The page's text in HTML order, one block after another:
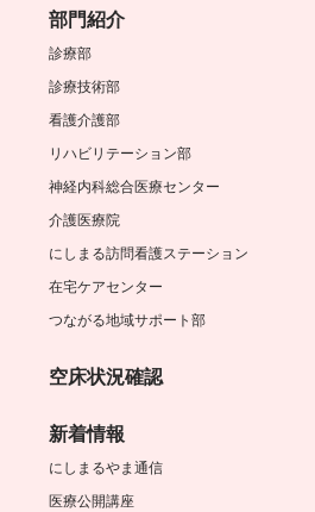
部門紹介
診療部
診療技術部
看護介護部
リハビリテーション部
神経内科総合医療センター
介護医療院
にしまる訪問看護ステーション
在宅ケアセンター
つながる地域サポート部
空床状況確認
新着情報
にしまるやま通信
医療公開講座